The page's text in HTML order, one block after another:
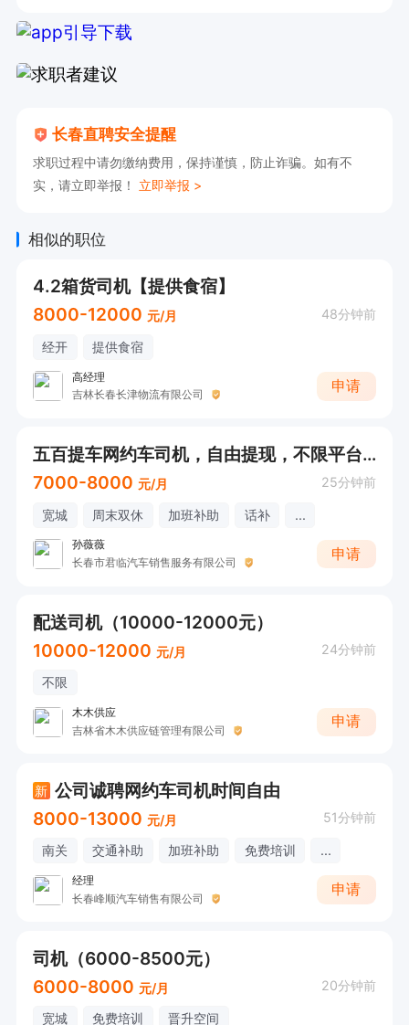
长春直聘安全提醒
求职过程中请勿缴纳费用，保持谨慎，防止诈骗。如有不
实，请立即举报！ 立即举报 >
相似的职位
4.2箱货司机【提供食宿】
8000-12000 元/月 48分钟前
经开 提供食宿
高经理
吉林长春长津物流有限公司
申请
五百提车网约车司机，自由提现，不限平台不锁流水
7000-8000 元/月 25分钟前
宽城 周末双休 加班补助 话补 ...
孙薇薇
长春市君临汽车销售服务有限公司
申请
配送司机（10000-12000元）
10000-12000 元/月 24分钟前
不限
木木供应
吉林省木木供应链管理有限公司
申请
新 公司诚聘网约车司机时间自由
8000-13000 元/月 51分钟前
南关 交通补助 加班补助 免费培训 ...
经理
长春峰顺汽车销售有限公司
申请
司机（6000-8500元）
6000-8000 元/月 20分钟前
宽城 免费培训 晋升空间